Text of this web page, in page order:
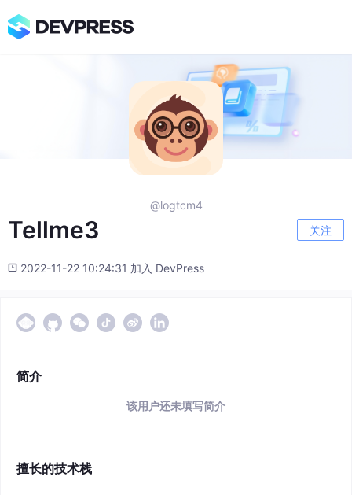
@logtcm4
Tellme3 关注
2022-11-22 10:24:31 加入 DevPress
简介
该用户还未填写简介
擅长的技术栈